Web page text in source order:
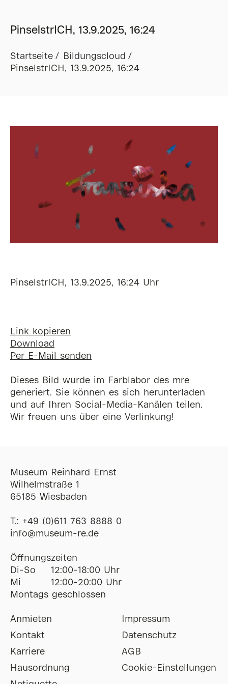
PinselstrICH, 13.9.2025, 16:24
Startseite
Bildungscloud
PinselstrICH, 13.9.2025, 16:24
PinselstrICH, 13.9.2025, 16:24 Uhr
Link kopieren
Download
Per E-Mail senden
Dieses Bild wurde im Farblabor des mre
generiert. Sie können es sich herunterladen
und auf Ihren Social-Media-Kanälen teilen.
Wir freuen uns über eine Verlinkung!
Museum Reinhard Ernst
Wilhelmstraße 1
65185 Wiesbaden
T.: +49 (0)611 763 8888 0
ofni@museum-re de
Öffnungszeiten
Di-So
12:00-18:00 Uhr
Mi
12:00-20:00 Uhr
Montags geschlossen
Anmieten
Kontakt
Karriere
Hausordnung
Impressum
Datenschutz
AGB
Cookie-Einstellungen